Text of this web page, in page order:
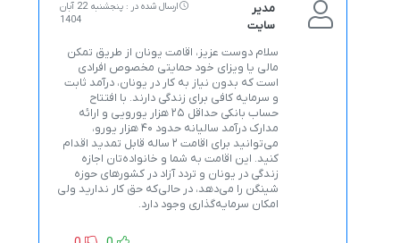
مدیر
سایت
ارسال شده در : پنجشنبه 22 آبان
1404
سلام دوست عزیز، اقامت یونان از طریق تمکن
مالی یا ویزای خود حمایتی مخصوص افرادی
است که بدون نیاز به کار در یونان، درآمد ثابت
و سرمایه کافی برای زندگی دارند. با افتتاح
حساب بانکی حداقل ۲۵ هزار یورویی و ارائه
مدارک درآمد سالیانه حدود ۴۰ هزار یورو،
می‌توانید برای اقامت ۲ ساله قابل تمدید اقدام
کنید. این اقامت به شما و خانواده‌تان اجازه
زندگی در یونان و تردد آزاد در کشورهای حوزه
شینگن را می‌دهد، در حالی‌که حق کار ندارید ولی
امکان سرمایه‌گذاری وجود دارد.